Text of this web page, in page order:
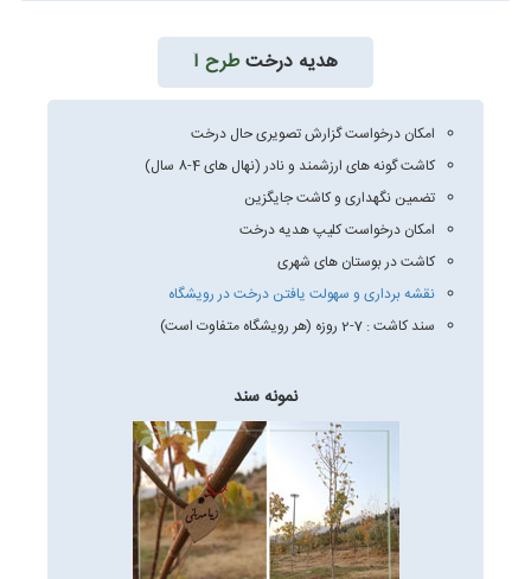
هدیه درختطرح آ
امکان درخواست گزارش تصویری حال درخت
کاشت گونه های ارزشمند و نادر (نهال های 4-8 سال)
تضمین نگهداری و کاشت جایگزین
امکان درخواست کلیپ هدیه درخت
کاشت در بوستان های شهری
نقشه برداری و سهولت یافتن درخت در رویشگاه
سند کاشت : 7-2 روزه (هر رویشگاه متفاوت است)
نمونه سند